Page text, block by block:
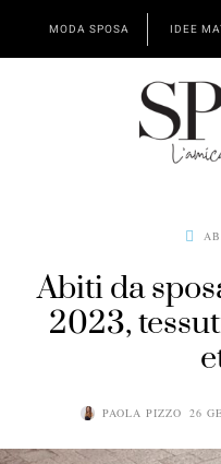
MODA SPOSA IDEE
Abiti da
2023,
PAOLA PIZZO 26